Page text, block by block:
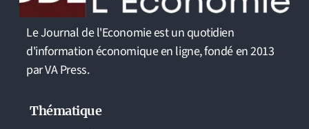
Le Journal de l'Economie est un quotidien
d'information économique en ligne, fondé en 2013
par VA Press.
Thématique